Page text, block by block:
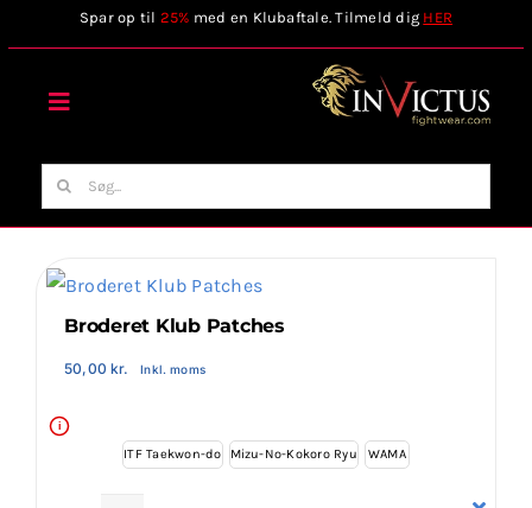
to
Spar op til 25% med en Klubaftale. Tilmeld dig HER
Toggle
Forside
Stilart / Kampsport
Søg
efter:
Broderet Klub Patches
50,00kr. Inkl. moms
i
ITF Taekwon-do Mizu-No-Kokoro Ryu WAMA